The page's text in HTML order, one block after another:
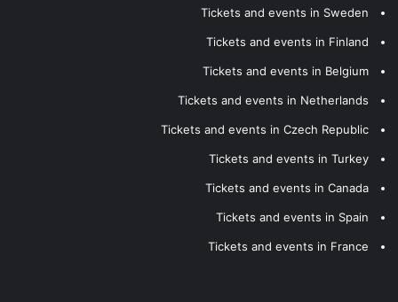
Tickets and events in Sweden
Tickets and events in Finland
Tickets and events in Belgium
Tickets and events in Netherlands
Tickets and events in Czech Republic
Tickets and events in Turkey
Tickets and events in Canada
Tickets and events in Spain
Tickets and events in France